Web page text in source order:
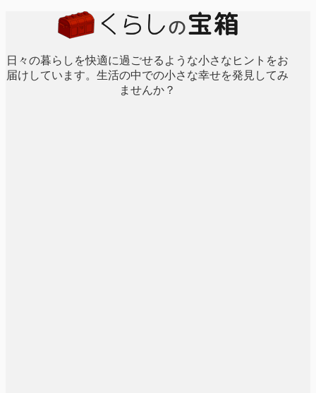
日々の暮らしを快適に過ごせるような小さなヒントをお
届けしています。生活の中での小さな幸せを発見してみ
ませんか？